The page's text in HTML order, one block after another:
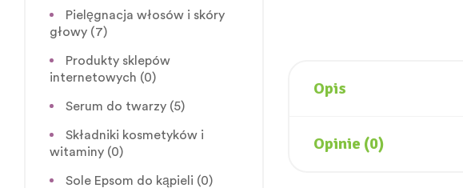
Opis
Opinie (0)
Pielęgnacja włosów i skóry
głowy (7)
Produkty sklepów
internetowych (0)
Serum do twarzy (5)
Składniki kosmetyków i
witaminy (0)
Sole Epsom do kąpieli (0)